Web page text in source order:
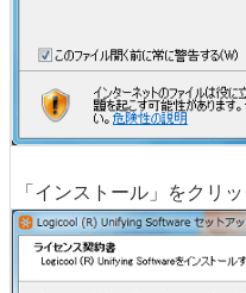
「インストール」をクリッ